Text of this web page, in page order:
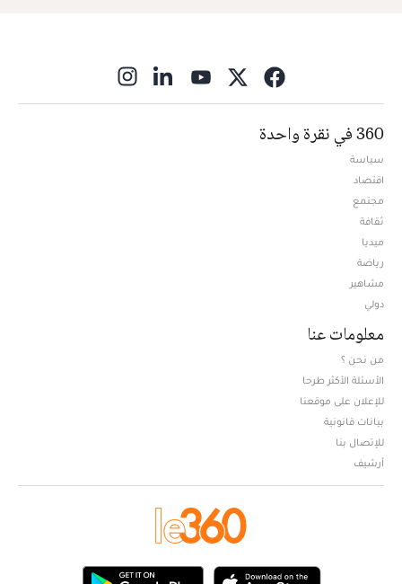
360 في نقرة واحدة
سياسة
اقتصاد
مجتمع
ثقافة
ميديا
رياضة
مشاهير
دولي
معلومات عنا
من نحن ؟
الأسئلة الأكثر طرحا
للإعلان على موقعنا
بيانات قانونية
للإتصال بنا
أرشيف